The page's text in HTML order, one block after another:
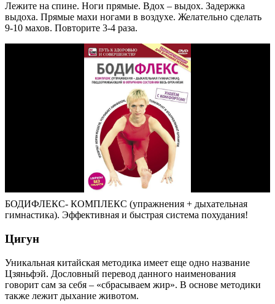
Лежите на спине. Ноги прямые. Вдох – выдох. Задержка
выдоха. Прямые махи ногами в воздухе. Желательно сделать
9-10 махов. Повторите 3-4 раза.
БОДИФЛЕКС- КОМПЛЕКС (упражнения + дыхательная
гимнастика). Эффективная и быстрая система похудания!
Цигун
Уникальная китайская методика имеет еще одно название
Цзяньфэй. Дословный перевод данного наименования
говорит сам за себя – «сбрасываем жир». В основе методики
также лежит дыхание животом.